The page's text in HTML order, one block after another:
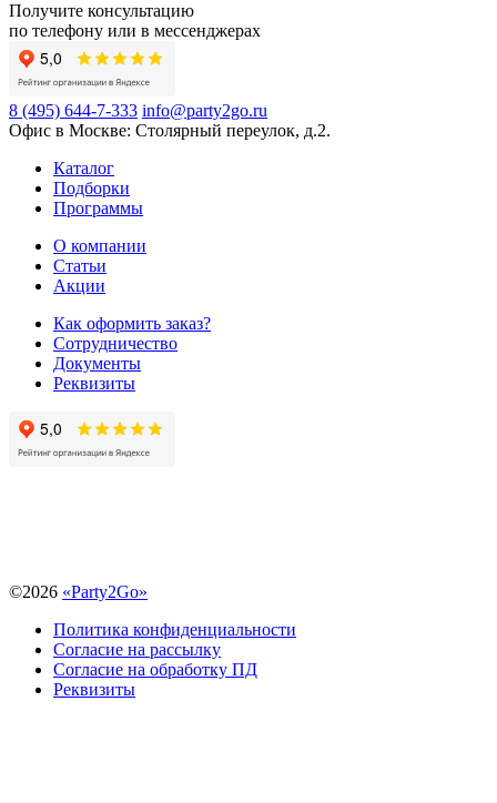
Получите консультацию
по телефону или в мессенджерах
8 (495) 644-7-333 info@party2go.ru
Офис в Москве: Столярный переулок, д.2.
Каталог
Подборки
Программы
О компании
Статьи
Акции
Как оформить заказ?
Сотрудничество
Документы
Реквизиты
©2026 «Party2Go»
Политика конфиденциальности
Согласие на рассылку
Согласие на обработку ПД
Реквизиты